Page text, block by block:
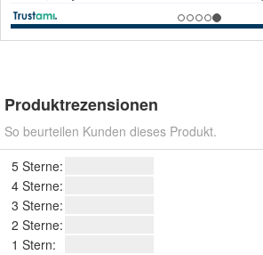
Produktrezensionen
So beurteilen Kunden dieses Produkt.
5 Sterne:
4 Sterne:
3 Sterne:
2 Sterne:
1 Stern: